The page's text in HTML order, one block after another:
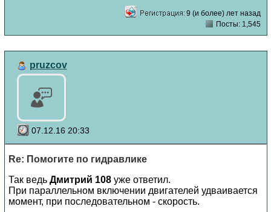
9 (и более) лет назад
Посты: 1,545
pruzcov
07.12.16 20:33
Re: Помогите по гидравлике
Так ведь Дмитрий 108уже ответил.
При параллельном включении двигателей удваивается
момент, при последовательном - скорость.